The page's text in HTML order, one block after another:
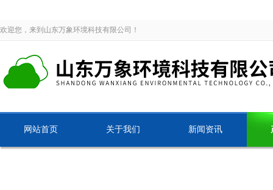
欢迎您，来到山东万象环境科技有限公司！
网站首页 关于我们 新闻资讯